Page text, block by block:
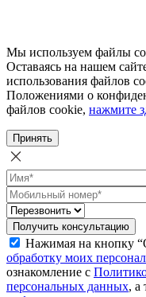
Мы используем файлы
Оставаясь на нашем
использования файлов
Положениями о
файлов cookie, нажмите
Принять
Получить консультацию
Нажимая на кнопку
обработку моих
ознакомление с
персональных данных, а